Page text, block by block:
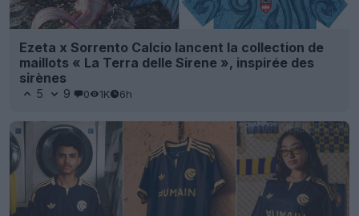
Ezeta x Sorrento Calcio lancent la collection de
maillots « La Terra delle Sirene », inspirée des
sirènes
5 9 0 1K 6h